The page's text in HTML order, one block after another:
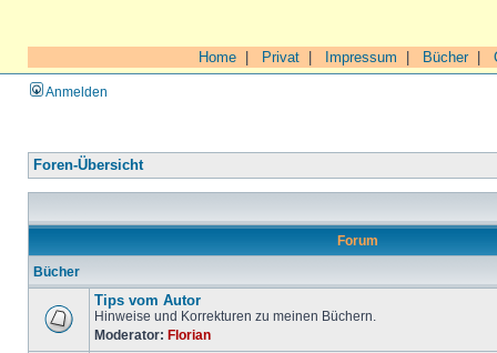
Home Privat Impressum Bücher|
Anmelden
Foren-Übersicht
Forum
Bücher
Tips vom Autor
Hinweise und Korrekturen zu meinen Büchern.
Moderator: Florian